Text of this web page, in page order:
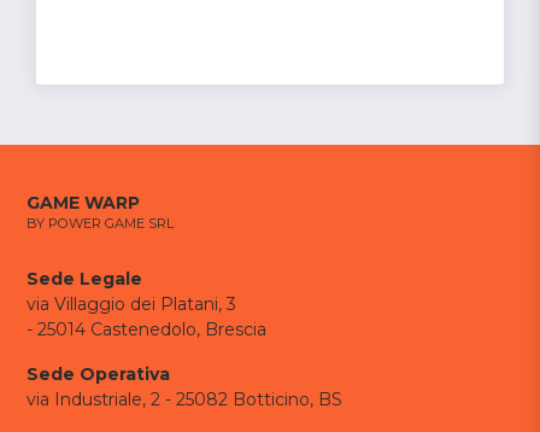
GAME WARP
BY POWER GAME SRL
Sede Legale
via Villaggio dei Platani, 3
- 25014 Castenedolo, Brescia
Sede Operativa
via Industriale, 2 - 25082 Botticino, BS